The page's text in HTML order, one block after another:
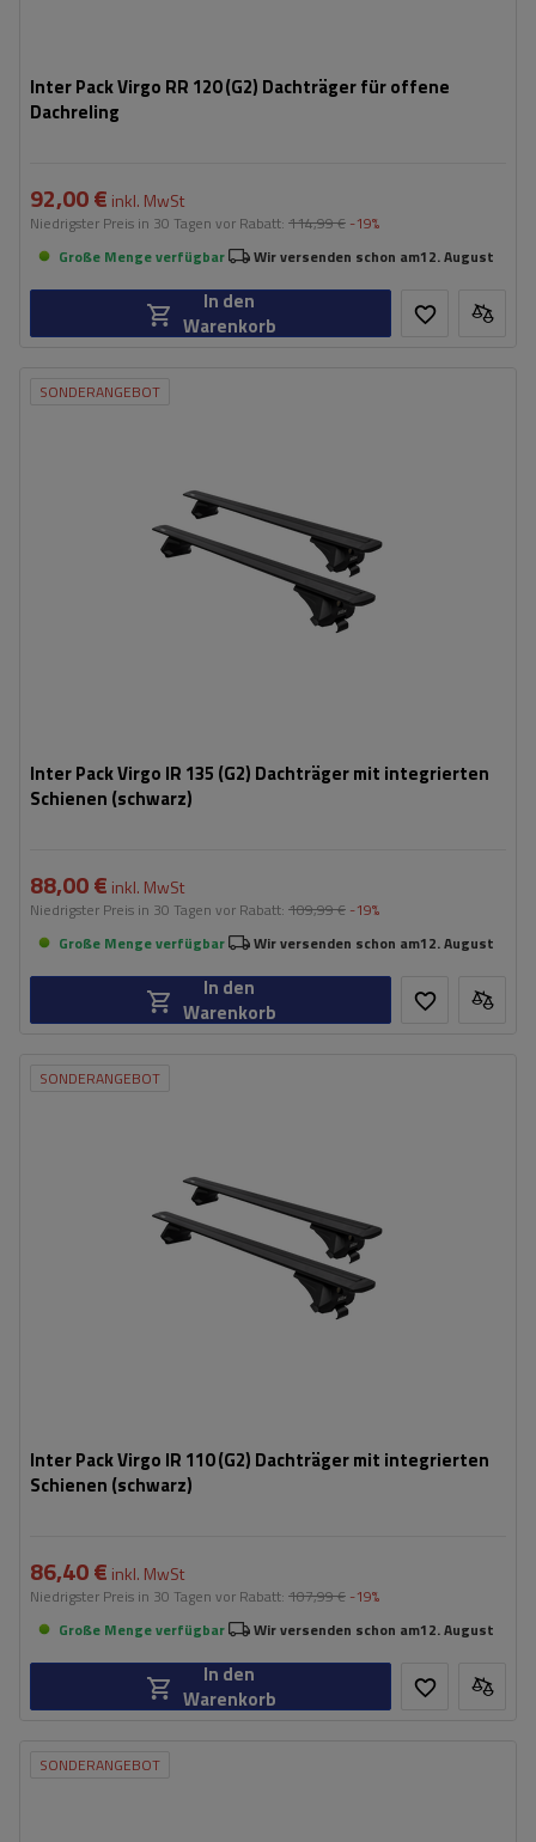
Inter Pack Virgo RR 120 (G2) Dachträger für offene
Dachreling
92,00 € inkl. MwSt
Niedrigster Preis in 30 Tagen vor Rabatt: 114,99 € -19%
Große Menge verfügbar
Wir versenden schon am12. August
In den
Warenkorb
SONDERANGEBOT
Inter Pack Virgo IR 135 (G2) Dachträger mit integrierten
Schienen (schwarz)
88,00 € inkl. MwSt
Niedrigster Preis in 30 Tagen vor Rabatt: 109,99 € -19%
Große Menge verfügbar
Wir versenden schon am12. August
In den
Warenkorb
SONDERANGEBOT
Inter Pack Virgo IR 110 (G2) Dachträger mit integrierten
Schienen (schwarz)
86,40 € inkl. MwSt
Niedrigster Preis in 30 Tagen vor Rabatt: 107,99 € -19%
Große Menge verfügbar
Wir versenden schon am12. August
In den
Warenkorb
SONDERANGEBOT